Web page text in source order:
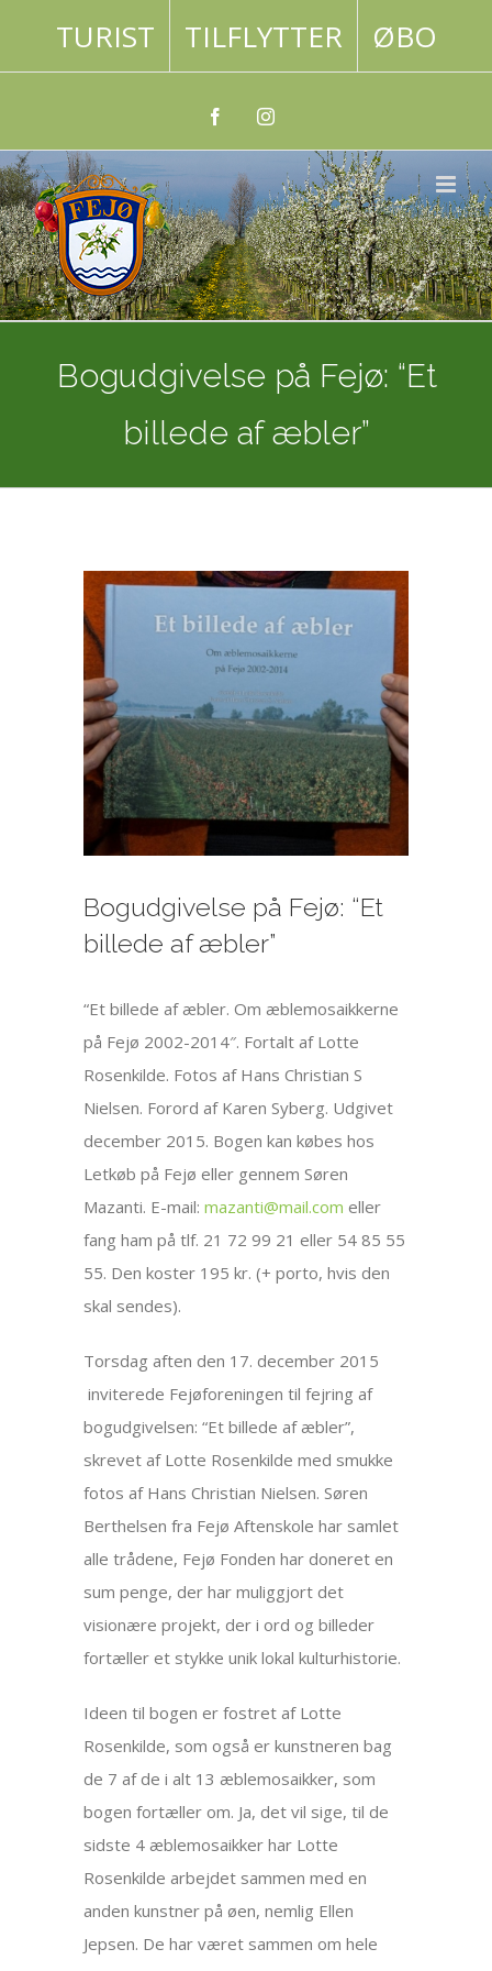
TURIST TILFLYTTER ØBO
FacebookInstagram
Bogudgivelse på Fejø: “Et
billede af æbler”
Se
større
billede
Bogudgivelse på Fejø: “Et
billede af æbler”
“Et billede af æbler. Om æblemosaikkerne
på Fejø 2002-2014″. Fortalt af Lotte
Rosenkilde. Fotos af Hans Christian S
Nielsen. Forord af Karen Syberg. Udgivet
december 2015. Bogen kan købes hos
Letkøb på Fejø eller gennem Søren
Mazanti. E-mail:mazanti@mail.com eller
fang ham på tlf. 21 72 99 21 eller 54 85 55
55. Den koster 195 kr. (+ porto, hvis den
skal sendes).
Torsdag aften den 17. december 2015
inviterede Fejøforeningen til fejring af
bogudgivelsen: “Et billede af æbler”,
skrevet af Lotte Rosenkilde med smukke
fotos af Hans Christian Nielsen. Søren
Berthelsen fra Fejø Aftenskole har samlet
alle trådene, Fejø Fonden har doneret en
sum penge, der har muliggjort det
visionære projekt, der i ord og billeder
fortæller et stykke unik lokal kulturhistorie.
Ideen til bogen er fostret af Lotte
Rosenkilde, som også er kunstneren bag
de 7 af de i alt 13 æblemosaikker, som
bogen fortæller om. Ja, det vil sige, til de
sidste 4 æblemosaikker har Lotte
Rosenkilde arbejdet sammen med en
anden kunstner på øen, nemlig Ellen
Jepsen. De har været sammen om hele